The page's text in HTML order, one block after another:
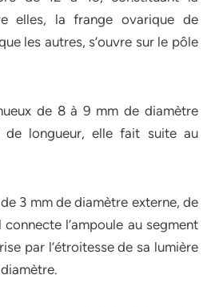
elles, la frange ovarique de
les autres, s’ouvre sur le pôle
de 8 à 9 mm de diamètre
longueur, elle fait suite au
3 mm de diamètre externe, de
l’ampoule au segment
par l’étroitesse de sa lumière